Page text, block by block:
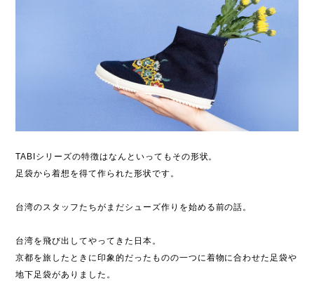
TABIシリーズの特徴はなんといってもその形状。
足袋から着想を得て作られた形状です。
台湾のスタッフたちがまだシューズ作りを始める前の話。
台湾を飛び出してやってきた日本。
京都を旅したときに印象的だったものの一つに着物に合わせた足袋や
地下足袋がありました。